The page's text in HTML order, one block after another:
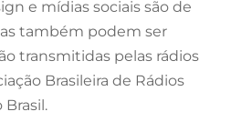
e mídias sociais são de
também podem ser
transmitidas pelas rádios
Brasileira de Rádios
Brasil.